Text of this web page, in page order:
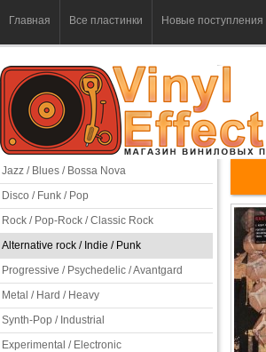
Главная Все пластинки Новые поступления
Jazz / Blues / Bossa Nova
Disco / Funk / Pop
Rock / Pop-Rock / Classic Rock
Alternative rock / Indie / Punk
Progressive / Psychedelic / Avantgard
Metal / Hard / Heavy
Synth-Pop / Industrial
Experimental / Electronic